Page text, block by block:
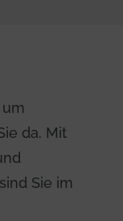
da. Mit
Sie im